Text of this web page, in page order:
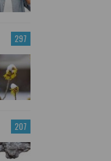
297
207